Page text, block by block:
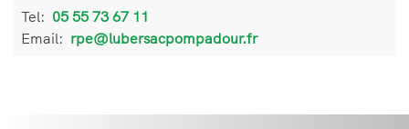
contact
Tel: Téléphone
05 55 73 67 11
Email: Email
rpe@lubersacpompadour.fr